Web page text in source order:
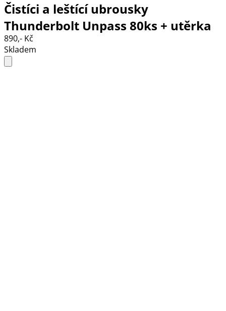
Čistíci a leštící ubrousky
Thunderbolt Unpass 80ks + utěrka
890,- Kč
Skladem